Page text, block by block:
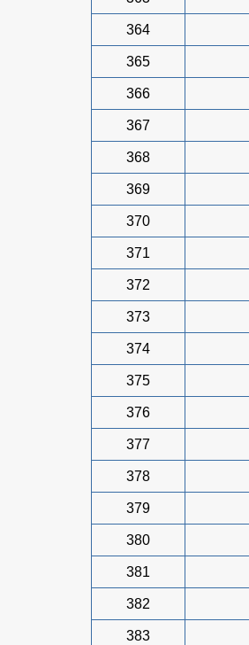
364
365
366
367
368
369
370
371
372
373
374
375
376
377
378
379
380
381
382
383